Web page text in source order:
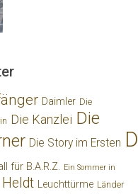
Daimler Die
Die Kanzlei Die
Die Story im Ersten
für B.A.R.Z. Ein Sommer in
Heldt Leuchttürme Länder